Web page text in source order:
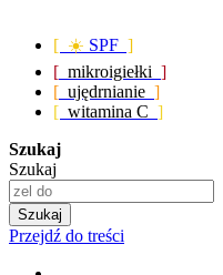
[ ☀️ SPF ]
[ mikroigiełki ]
[ ujędrnianie ]
[ witamina C ]
Szukaj
Szukaj
Szukaj
Przejdź do treści